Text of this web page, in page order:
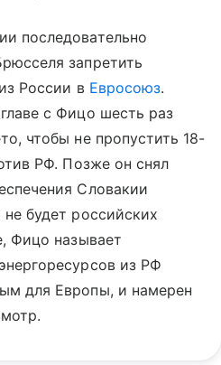
последовательно
запретить
России в Евросоюз.
с Фицо шесть раз
чтобы не пропустить 18-
РФ. Позже он снял
Словакии
будет российских
Фицо называет
из РФ
для Европы, и намерен